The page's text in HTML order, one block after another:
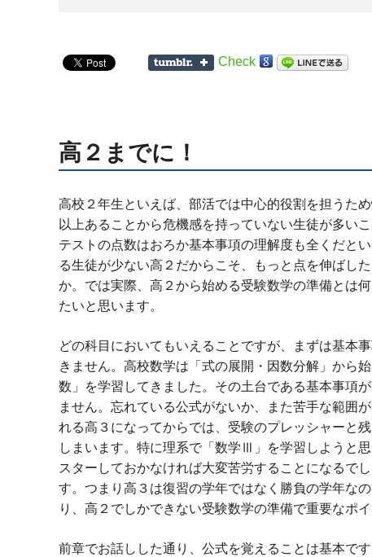
Check
高２までに！
高校２年生といえば、部活では中心的役割を担うた
以上あることから危機感を持っていない生徒が多い
テストの点数はおろか基本事項の理解度も全くだと
る生徒が少ない高２だからこそ、もっと点を伸ばし
か。では実際、高２から始める受験数学の準備とは
たいと思います。
どの科目においてもいえることですが、まずは基本
きません。高校数学は「式の展開・因数分解」から
数」を学習してきました。その土台である基本事項
ません。忘れている公式がないか、また苦手な範囲
れる高３になってからでは、受験のプレッシャーと
しまいます。特に理系で「数学Ⅲ」を学習しようと
スターしておかなければ大変苦労することになるで
す。つまり高３は復習の学年ではなく勝負の学年な
り、高２でしかできない受験数学の準備で重要なポ
前章でお話しした通り、公式を覚えることは基本で